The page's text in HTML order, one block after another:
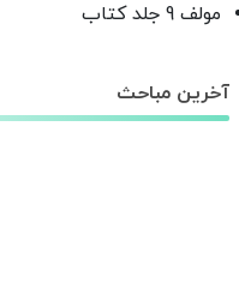
مولف 9 جلد کتاب
آخرین مباحث